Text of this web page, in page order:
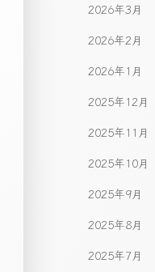
2026年3月
2026年2月
2026年1月
2025年12月
2025年11月
2025年10月
2025年9月
2025年8月
2025年7月